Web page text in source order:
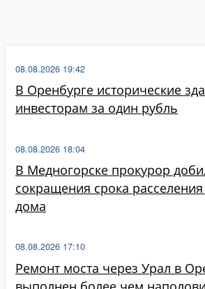
В Оренбурге исторические
инвесторам за один рубль
08.08.2026 19:42
В Медногорске прокурор
сокращения срока
дома
08.08.2026 18:04
Ремонт моста через Урал в
08.08.2026 17:10